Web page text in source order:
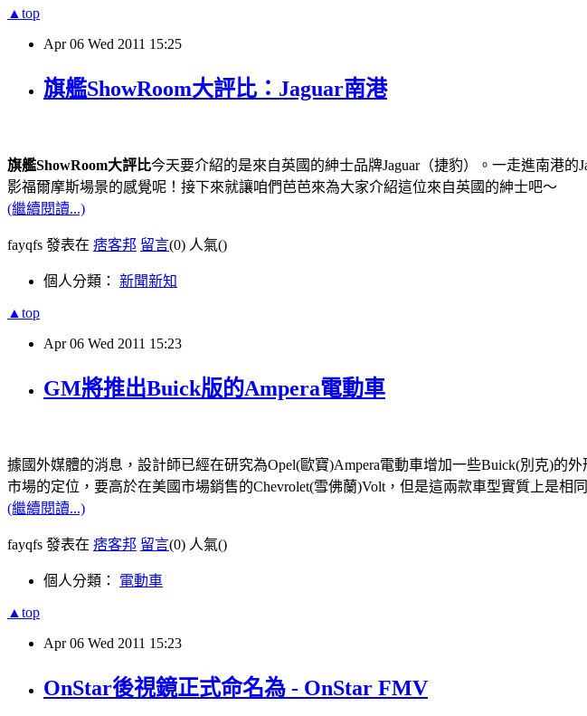
▲top
Apr 06 Wed 2011 15:25
旗艦ShowRoom大評比：Jaguar南港
旗艦ShowRoom大評比今天要介紹的是來自英國的紳士品牌Jaguar（捷豹）。一走進南港
影福爾摩斯場景的感覺呢！接下來就讓咱們芭芭來為大家介紹這位來自英國的紳士吧～
(繼續閱讀...)
fayqfs 發表在 痞客邦 留言(0) 人氣()
個人分類： 新聞新知
▲top
Apr 06 Wed 2011 15:23
GM將推出Buick版的Ampera電動車
據國外媒體的消息，設計師已經在研究為Opel(歐寶)Ampera電動車增加一些Buick(別克)的
市場的定位，要高於在美國市場銷售的Chevrolet(雪佛蘭)Volt，但是這兩款車型實質上是相
(繼續閱讀...)
fayqfs 發表在 痞客邦 留言(0) 人氣()
個人分類： 電動車
▲top
Apr 06 Wed 2011 15:23
OnStar後視鏡正式命名為 - OnStar FMV